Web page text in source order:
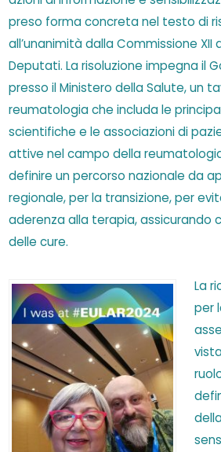
preso forma concreta nel testo di
all’unanimità dalla Commissione XII
Deputati. La risoluzione impegna il
presso il Ministero della Salute, un
reumatologia che includa le
scientifiche e le associazioni di
attive nel campo della
definire un percorso nazionale da
regionale, per la transizione, per
aderenza alla terapia, assicurando
delle cure.
La
per
sen